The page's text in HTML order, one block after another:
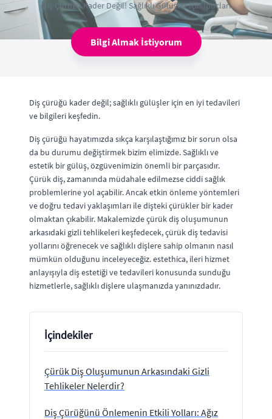
Diş Çürüğü Kader Değil! Sağlıklı Gülüşler İçin İpuçları
Bilgi Almak İstiyorum
Diş çürüğü kader değil; sağlıklı gülüşler için en iyi tedavileri
ve bilgileri keşfedin.
Diş çürüğü hayatımızda sıkça karşılaştığımız bir sorun olsa
da bu durumu değiştirmek bizim elimizde. Sağlıklı ve
estetik bir gülüş, özgüvenimizin önemli bir parçasıdır.
Çürük diş, zamanında müdahale edilmezse ciddi sağlık
problemlerine yol açabilir. Ancak etkin önleme yöntemleri
ve doğru tedavi yaklaşımları ile dişteki çürükler bir kader
olmaktan çıkabilir. Makalemizde çürük diş oluşumunun
arkasıdaki gizli tehlikeleri keşfedecek, çürük diş tedavisi
yollarını öğrenecek ve sağlıklı dişlere sahip olmanın nasıl
mümkün olduğunu inceleyeceğiz. estethica, ileri hizmet
anlayışıyla diş estetiği ve tedavileri konusunda sunduğu
hizmetlerle, sağlıklı dişlere ulaşmanızda yanınızdadır.
İçindekiler
Çürük Diş Oluşumunun Arkasındaki Gizli
Tehlikeler Nelerdir?
Diş Çürüğünü Önlemenin Etkili Yolları: Ağız